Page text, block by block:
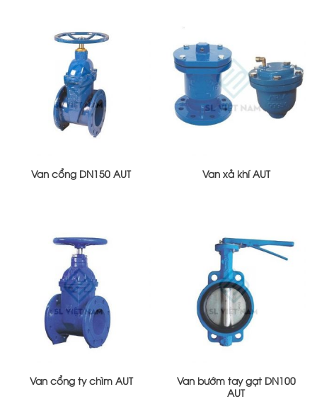
Van cổng DN150 AUT Van xả khí AUT
Van cổng ty chìm AUT
Van bướm tay gạt DN100
AUT